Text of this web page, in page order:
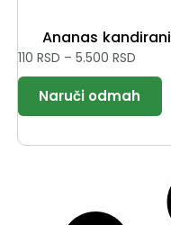
Ananas kandirani
110 RSD – 5.500 RSD